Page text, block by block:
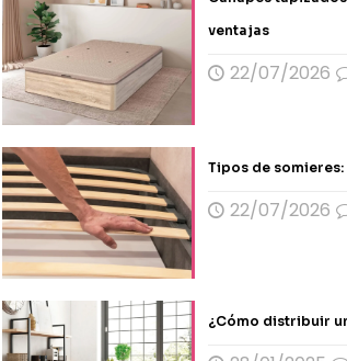
ventajas
22/07/2026
Tipos de
22/07/2026
¿Cómo distribuir